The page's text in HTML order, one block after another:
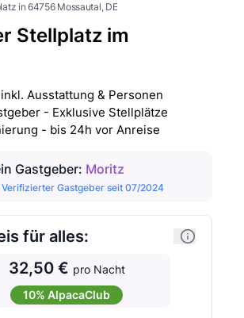
in 64756 Mossautal, DE
Stellplatz im
Ausstattung & Personen
- Exklusive Stellplätze
- bis 24h vor Anreise
Gastgeber: Moritz
Verifizierter Gastgeber seit 07/2024
für alles:
32,50 € pro Nacht
10% AlpacaClub